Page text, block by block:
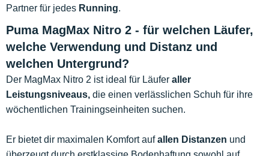
Partner für jedes Running.
Puma MagMax Nitro 2 - für welchen Läufer,
welche Verwendung und Distanz und
welchen Untergrund?
Der MagMax Nitro 2 ist ideal für Läufer aller
Leistungsniveaus, die einen verlässlichen Schuh für ihre
wöchentlichen Trainingseinheiten suchen.
Er bietet dir maximalen Komfort aufallen Distanzen und